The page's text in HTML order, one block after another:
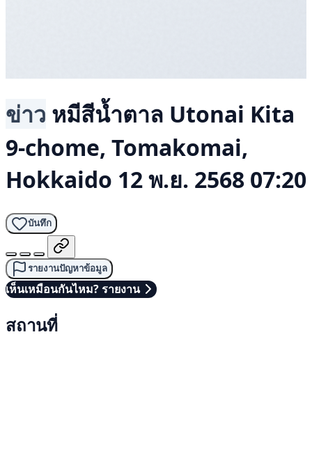
ข่าว หมีสีน้ำตาล Utonai Kita
9-chome, Tomakomai,
Hokkaido 12 พ.ย. 2568 07:20
บันทึก
รายงานปัญหาข้อมูล
เห็นเหมือนกันไหม? รายงาน
สถานที่